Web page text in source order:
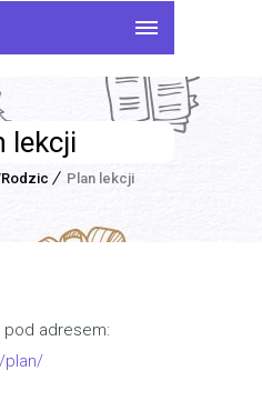
lekcji
Plan lekcji
pod adresem:
plan/